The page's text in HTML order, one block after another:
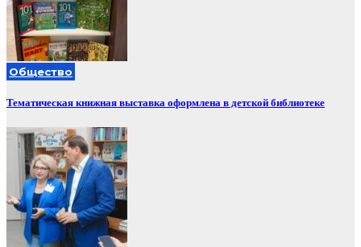
Общество
Тематическая книжная выставка оформлена в детской библиотеке